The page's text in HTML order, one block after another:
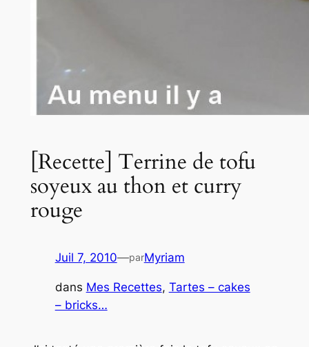
[Recette] Terrine de tofu
soyeux au thon et curry
rouge
Juil 7, 2010—parMyriam
dans Mes Recettes, Tartes – cakes
– bricks…